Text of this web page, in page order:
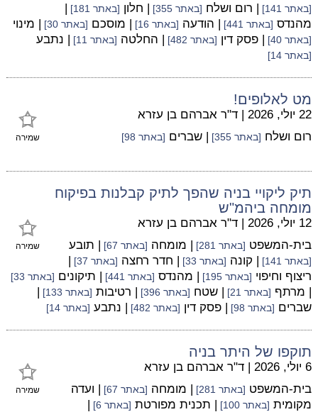
[באתר 141] | רום ושלח [באתר 355] | חלון [באתר 181]
|
מהנדס [באתר 441] | הודעה [באתר 16] | מוסכם [באתר 30] | מינוי
[באתר 40] | פסק דין [באתר 482] | החלטה [באתר 11] | נתבע
[באתר 14]
מט לאלופים!
שמירה
22 יולי, 2026 | ד"ר אברהם בן עזרא
רום ושלח [באתר 355] | שברים [באתר 98]
תיק ליקויי בניה שהפך לתיק קבלנות בפיקוח
מומחה ביהמ"ש
שמירה
12 יולי, 2026 | ד"ר אברהם בן עזרא
בית-המשפט [באתר 281] | מומחה [באתר 67] | תובע
[באתר 141] | קונה [באתר 33] | חדר רחצה [באתר 37]
|
ריצוף וחיפוי [באתר 195] | מהנדס [באתר 441] | תיקונים [באתר 33]
| מרתף [באתר 21] | שטח [באתר 396] | רטיבות [באתר 133]
|
שברים [באתר 98] | פסק דין [באתר 482] | נתבע [באתר 14]
תוקפו של היתר בניה
שמירה
6 יולי, 2026 | ד"ר אברהם בן עזרא
בית-המשפט [באתר 281] | מומחה [באתר 67]
| ועדה
מקומית [באתר 100] | תכנית מפורטת [באתר 6]
|